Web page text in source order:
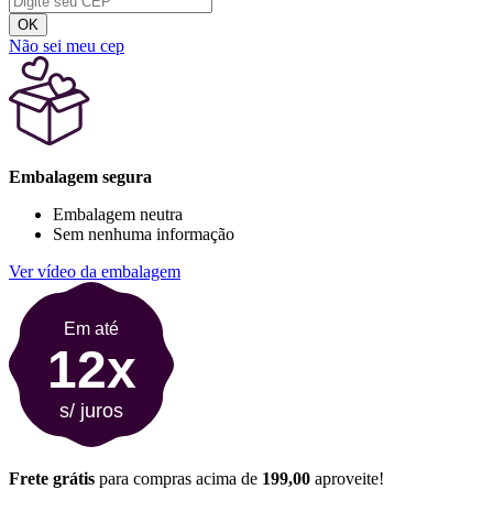
OK
Não sei meu cep
Embalagem segura
Embalagem neutra
Sem nenhuma informação
Ver vídeo da embalagem
Em até
12x
s/ juros
Frete grátis para compras acima de 199,00 aproveite!